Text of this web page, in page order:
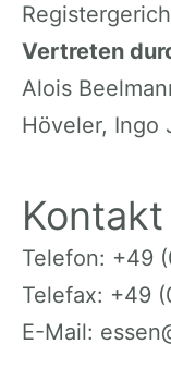
Vertreten
Alois
Höveler, Ingo
Kontakt
Telefon: +49
Telefax: +49
E-Mail: